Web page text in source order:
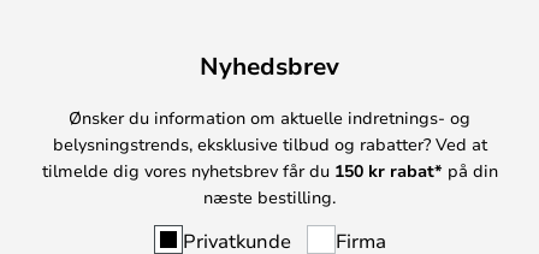
Nyhedsbrev
Ønsker du information om aktuelle indretnings- og
belysningstrends, eksklusive tilbud og rabatter? Ved at
tilmelde dig vores nyhetsbrev får du 150 kr rabat* på din
næste bestilling.
Privatkunde Firma